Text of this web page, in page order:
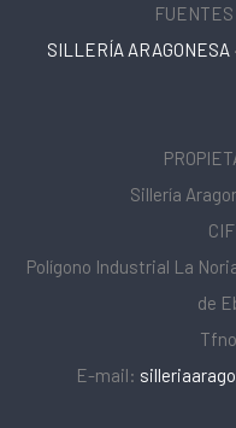
SILLERÍA ARAGONESA ·
Sillería
Polígono Industrial La
de
E-mail: